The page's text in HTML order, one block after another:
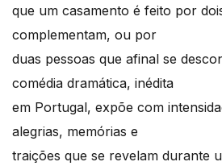
que um casamento é feito por
complementam, ou por
duas pessoas que afinal se
comédia dramática, inédita
em Portugal, expõe com
alegrias, memórias e
traições que se revelam durante